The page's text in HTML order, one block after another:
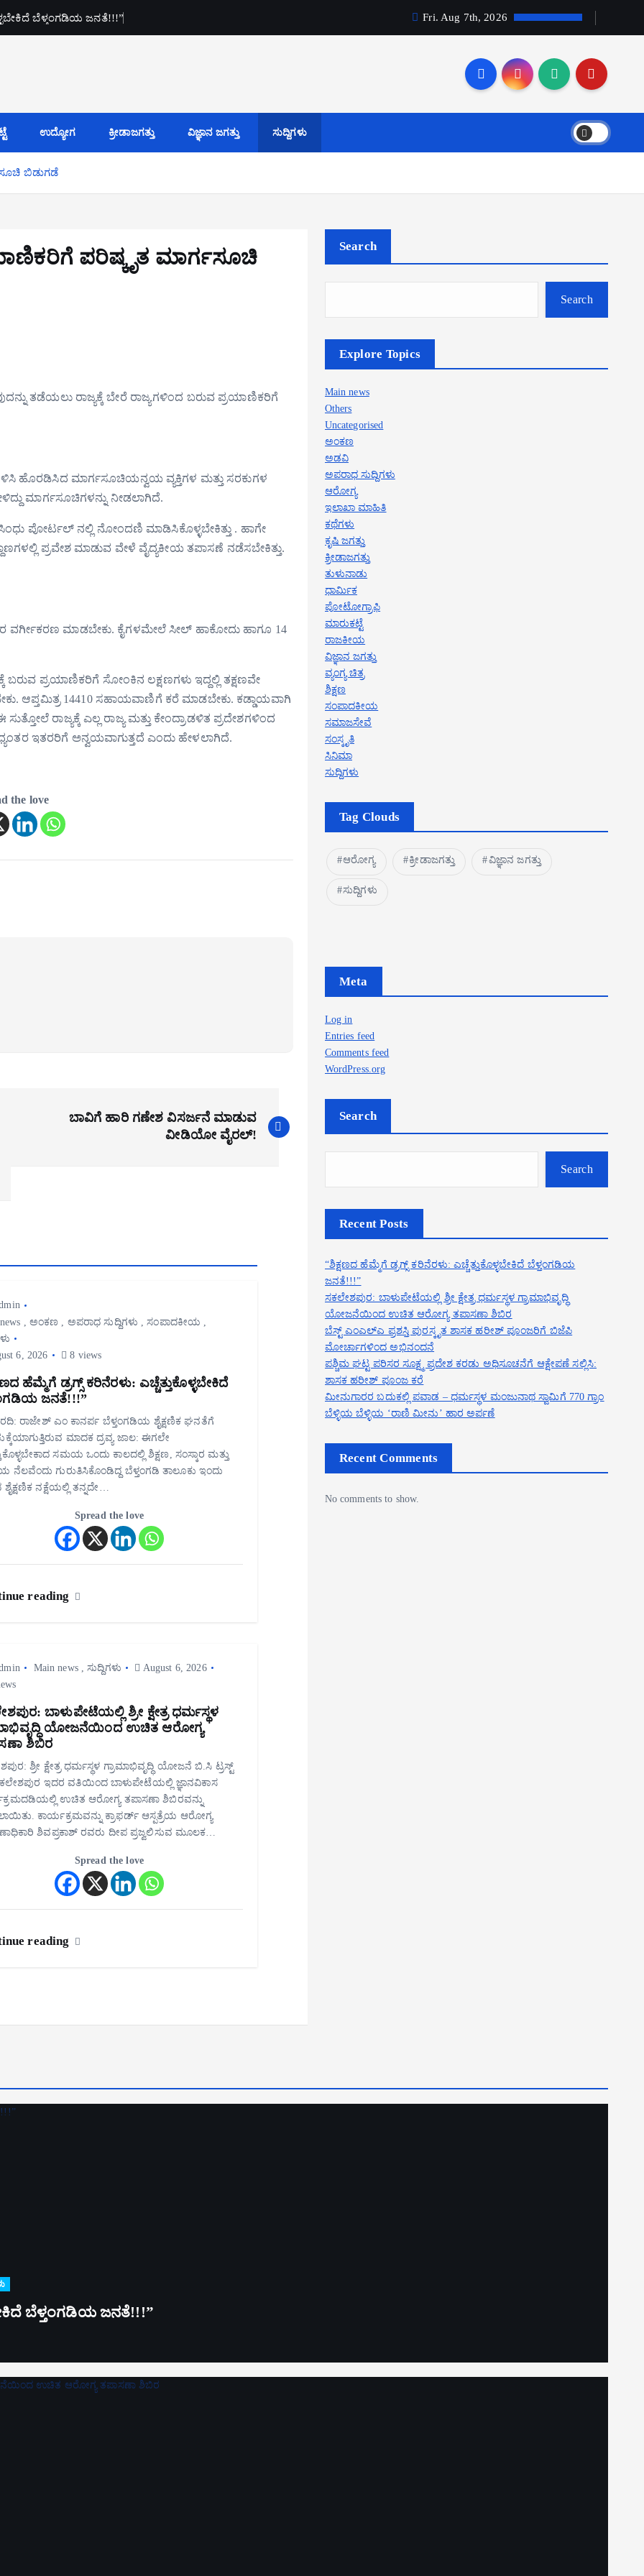
ಬೆಳ್ತಂಗಡಿಯ ಜನತೆ!!!” Fri. Aug 7th, 2026
ಉದ್ಯೋಗ ಕ್ರೀಡಾಜಗತ್ತು ವಿಜ್ಞಾನ ಜಗತ್ತು ಸುದ್ದಿಗಳು
ಬಿಡುಗಡೆ
ಪರಿಷ್ಕೃತ ಮಾರ್ಗಸೂಚಿ
ತಡೆಯಲು ರಾಜ್ಯಕ್ಕೆ ಬೇರೆ ರಾಜ್ಯಗಳಿಂದ ಬರುವ ಪ್ರಯಾಣಿಕರಿಗೆ
ಹೊರಡಿಸಿದ ಮಾರ್ಗಸೂಚಿಯನ್ವಯ ವ್ಯಕ್ತಿಗಳ ಮತ್ತು ಸರಕುಗಳ
ಮಾರ್ಗಸೂಚಿಗಳನ್ನು ನೀಡಲಾಗಿದೆ.
ಪೋರ್ಟಲ್ ನಲ್ಲಿ ನೋಂದಣಿ ಮಾಡಿಸಿಕೊಳ್ಳಬೇಕಿತ್ತು . ಹಾಗೇ
ಪ್ರವೇಶ ಮಾಡುವ ವೇಳೆ ವೈದ್ಯಕೀಯ ತಪಾಸಣೆ ನಡೆಸಬೇಕಿತ್ತು.
ವರ್ಗೀಕರಣ ಮಾಡಬೇಕು. ಕೈಗಳಮೇಲೆ ಸೀಲ್ ಹಾಕೋದು ಹಾಗೂ 14
ಬರುವ ಪ್ರಯಾಣಿಕರಿಗೆ ಸೋಂಕಿನ ಲಕ್ಷಣಗಳು ಇದ್ದಲ್ಲಿ ತಕ್ಷಣವೇ
ಆಪ್ತಮಿತ್ರ 14410 ಸಹಾಯವಾಣಿಗೆ ಕರೆ ಮಾಡಬೇಕು. ಕಡ್ಡಾಯವಾಗಿ
ರಾಜ್ಯಕ್ಕೆ ಎಲ್ಲ ರಾಜ್ಯ ಮತ್ತು ಕೇಂದ್ರಾಡಳಿತ ಪ್ರದೇಶಗಳಿಂದ
ಇತರರಿಗೆ ಅನ್ವಯವಾಗುತ್ತದೆ ಎಂದು ಹೇಳಲಾಗಿದೆ.
the love
ಬಾವಿಗೆ ಹಾರಿ ಗಣೇಶ ವಿಸರ್ಜನೆ ಮಾಡುವ
ವೀಡಿಯೋ ವೈರಲ್!
ಅಂಕಣ ಅಪರಾಧ ಸುದ್ದಿಗಳು ,ಸಂಪಾದಕೀಯ
6, 2026
8 views
ಹೆಮ್ಮೆಗೆ ಡ್ರಗ್ಸ್ ಕರಿನೆರಳು: ಎಚ್ಚೆತ್ತುಕೊಳ್ಳಬೇಕಿದೆ
ಜನತೆ!!!”
ರಾಜೇಶ್ ಎಂ ಕಾನರ್ಪ ಬೆಳ್ತಂಗಡಿಯ ಶೈಕ್ಷಣಿಕ ಘನತೆಗೆ
ಮಾದಕ ದ್ರವ್ಯ ಜಾಲ: ಈಗಲೇ
ಸಮಯ ಒಂದು ಕಾಲದಲ್ಲಿ ಶಿಕ್ಷಣ, ಸಂಸ್ಕಾರ ಮತ್ತು
ನೆಲವೆಂದು ಗುರುತಿಸಿಕೊಂಡಿದ್ದ ಬೆಳ್ತಂಗಡಿ ತಾಲೂಕು ಇಂದು
ಶೈಕ್ಷಣಿಕ ನಕ್ಷೆಯಲ್ಲಿ ತನ್ನದೇ…
Spread the love
reading
Main news,ಸುದ್ದಿಗಳು
August 6, 2026
ಬಾಳುಪೇಟೆಯಲ್ಲಿ ಶ್ರೀ ಕ್ಷೇತ್ರ ಧರ್ಮಸ್ಥಳ
ಯೋಜನೆಯಿಂದ ಉಚಿತ ಆರೋಗ್ಯ
ಶಿಬಿರ
ಶ್ರೀ ಕ್ಷೇತ್ರ ಧರ್ಮಸ್ಥಳ ಗ್ರಾಮಾಭಿವೃದ್ಧಿ ಯೋಜನೆ ಬಿ.ಸಿ ಟ್ರಸ್ಟ್
ಇದರ ವತಿಯಿಂದ ಬಾಳುಪೇಟೆಯಲ್ಲಿ ಜ್ಞಾನವಿಕಾಸ
ಉಚಿತ ಆರೋಗ್ಯ ತಪಾಸಣಾ ಶಿಬಿರವನ್ನು
ಕಾರ್ಯಕ್ರಮವನ್ನು ಕ್ರಾಫರ್ಡ್ ಆಸ್ಪತ್ರೆಯ ಆರೋಗ್ಯ
ಶಿವಪ್ರಕಾಶ್ ರವರು ದೀಪ ಪ್ರಜ್ವಲಿಸುವ ಮೂಲಕ…
Spread the love
reading
Search
Search
Explore Topics
Main news
Others
Uncategorised
ಅಂಕಣ
ಅಡವಿ
ಅಪರಾಧ ಸುದ್ದಿಗಳು
ಆರೋಗ್ಯ
ಇಲಾಖಾ ಮಾಹಿತಿ
ಕಥೆಗಳು
ಕೃಷಿ ಜಗತ್ತು
ಕ್ರೀಡಾಜಗತ್ತು
ತುಳುನಾಡು
ಧಾರ್ಮಿಕ
ಪೋಟೋಗ್ರಾಫಿ
ಮಾರುಕಟ್ಟೆ
ರಾಜಕೀಯ
ವಿಜ್ಞಾನ ಜಗತ್ತು
ವ್ಯಂಗ್ಯ ಚಿತ್ರ
ಶಿಕ್ಷಣ
ಸಂಪಾದಕೀಯ
ಸಮಾಜಸೇವೆ
ಸಂಸ್ಕೃತಿ
ಸಿನಿಮಾ
ಸುದ್ದಿಗಳು
Tag Clouds
ಆರೋಗ್ಯ ಕ್ರೀಡಾಜಗತ್ತು ವಿಜ್ಞಾನ ಜಗತ್ತು
ಸುದ್ದಿಗಳು
Meta
Log in
Entries feed
Comments feed
WordPress.org
Search
Search
Recent Posts
“ಶಿಕ್ಷಣದ ಹೆಮ್ಮೆಗೆ ಡ್ರಗ್ಸ್ ಕರಿನೆರಳು: ಎಚ್ಚೆತ್ತುಕೊಳ್ಳಬೇಕಿದೆ ಬೆಳ್ತಂಗಡಿಯ
ಜನತೆ!!!”
ಸಕಲೇಶಪುರ: ಬಾಳುಪೇಟೆಯಲ್ಲಿ ಶ್ರೀ ಕ್ಷೇತ್ರ ಧರ್ಮಸ್ಥಳ ಗ್ರಾಮಾಭಿವೃದ್ಧಿ
ಯೋಜನೆಯಿಂದ ಉಚಿತ ಆರೋಗ್ಯ ತಪಾಸಣಾ ಶಿಬಿರ
ಬೆಸ್ಟ್ ಎಂಎಲ್ಎ ಪ್ರಶಸ್ತಿ ಪುರಸ್ಕೃತ ಶಾಸಕ ಹರೀಶ್ ಪೂಂಜರಿಗೆ ಬಿಜೆಪಿ
ಮೋರ್ಚಾಗಳಿಂದ ಅಭಿನಂದನೆ
ಪಶ್ಚಿಮ ಘಟ್ಟ ಪರಿಸರ ಸೂಕ್ಷ್ಮ ಪ್ರದೇಶ ಕರಡು ಅಧಿಸೂಚನೆಗೆ ಆಕ್ಷೇಪಣೆ ಸಲ್ಲಿಸಿ:
ಶಾಸಕ ಹರೀಶ್ ಪೂಂಜ ಕರೆ
ಮೀನುಗಾರರ ಬದುಕಲ್ಲಿ ಪವಾಡ – ಧರ್ಮಸ್ಥಳ ಮಂಜುನಾಥ ಸ್ವಾಮಿಗೆ 770 ಗ್ರಾಂ
ಬೆಳ್ಳಿಯ ಬೆಳ್ಳಿಯ ‘ರಾಣಿ ಮೀನು’ ಹಾರ ಅರ್ಪಣೆ
Recent Comments
No comments to show.
ಬೆಳ್ತಂಗಡಿಯ ಜನತೆ!!!”